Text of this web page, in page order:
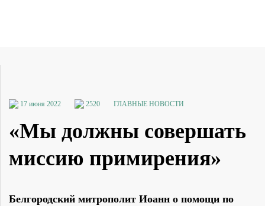
17 июня 2022 2520 ГЛАВНЫЕ НОВОСТИ
«Мы должны совершать
миссию примирения»
Белгородский митрополит Иоанн о помощи по